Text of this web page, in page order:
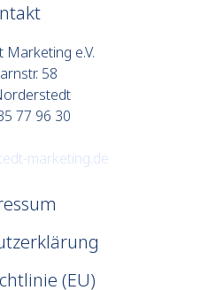
e.V.
58
77 96 30
marketing.de
(EU)